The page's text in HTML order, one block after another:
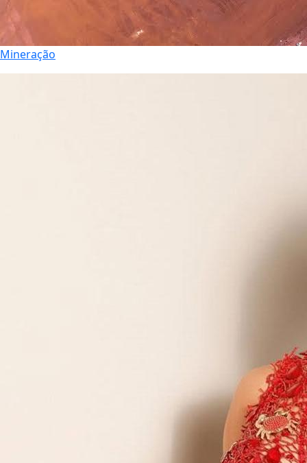
Mineração